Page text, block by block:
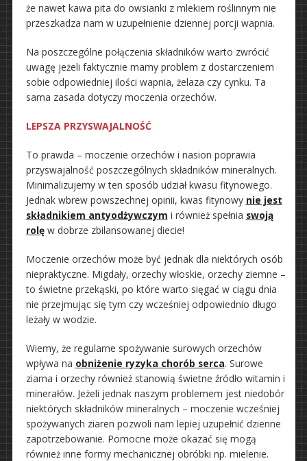
że nawet kawa pita do owsianki z mlekiem roślinnym nie
przeszkadza nam w uzupełnienie dziennej porcji wapnia.
Na poszczególne połączenia składników warto zwrócić
uwagę jeżeli faktycznie mamy problem z dostarczeniem
sobie odpowiedniej ilości wapnia, żelaza czy cynku. Ta
sama zasada dotyczy moczenia orzechów.
LEPSZA PRZYSWAJALNOŚĆ
To prawda – moczenie orzechów i nasion poprawia
przyswajalność poszczególnych składników mineralnych.
Minimalizujemy w ten sposób udział kwasu fitynowego.
Jednak wbrew powszechnej opinii, kwas fitynowy nie jest
składnikiem antyodżywczym i również spełnia swoją
rolęw dobrze zbilansowanej diecie!
Moczenie orzechów może być jednak dla niektórych osób
niepraktyczne. Migdały, orzechy włoskie, orzechy ziemne –
to świetne przekąski, po które warto sięgać w ciągu dnia
nie przejmując się tym czy wcześniej odpowiednio długo
leżały w wodzie.
Wiemy, że regularne spożywanie surowych orzechów
wpływa na obniżenie ryzyka chorób serca. Surowe
ziarna i orzechy również stanowią świetne źródło witamin i
minerałów. Jeżeli jednak naszym problemem jest niedobór
niektórych składników mineralnych – moczenie wcześniej
spożywanych ziaren pozwoli nam lepiej uzupełnić dzienne
zapotrzebowanie. Pomocne może okazać się mogą
również inne formy mechanicznej obróbki np. mielenie.